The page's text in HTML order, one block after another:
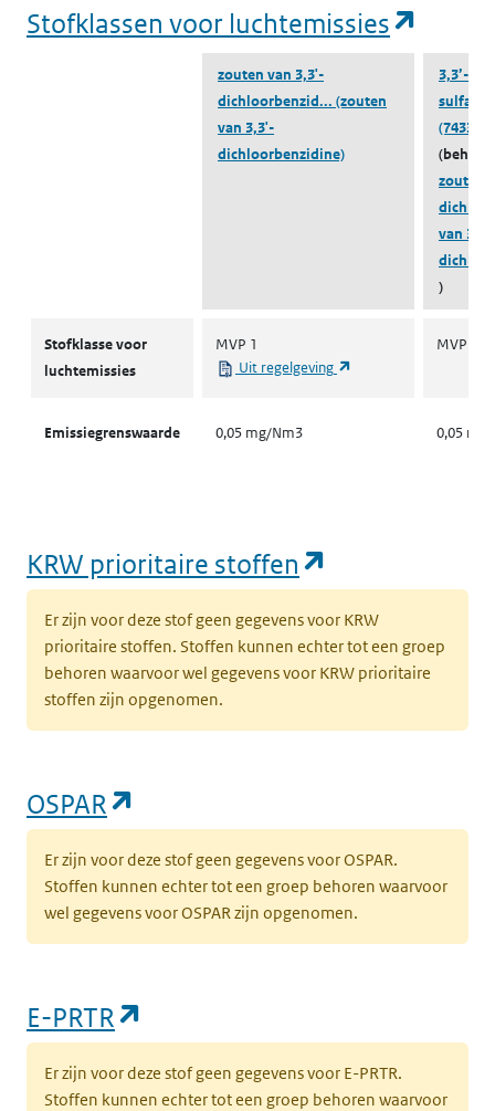
Stofklassen voor luchtemissies
zouten van 3,3'-
dichloorbenzid... (zouten
van 3,3'-
dichloorbenzidine)
3,3’-
sulfaat
(74332-
zouten
van 3,3'-
)
Stofklasse voor
luchtemissies
MVP 1
Uit regelgeving
MVP 1
Emissiegrenswaarde 0,05 mg/Nm3 0,05
KRW prioritaire stoffen
Er zijn voor deze stof geen gegevens voor KRW
prioritaire stoffen. Stoffen kunnen echter tot een groep
behoren waarvoor wel gegevens voor KRW prioritaire
stoffen zijn opgenomen.
OSPAR
Er zijn voor deze stof geen gegevens voor OSPAR.
Stoffen kunnen echter tot een groep behoren waarvoor
wel gegevens voor OSPAR zijn opgenomen.
E-PRTR
Er zijn voor deze stof geen gegevens voor E-PRTR.
Stoffen kunnen echter tot een groep behoren waarvoor